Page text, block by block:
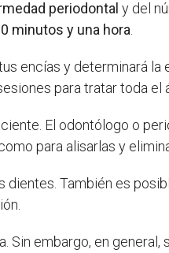
periodontal y del
minutos y una hora
encías y determinará
para tratar toda el
El odontólogo o
para alisarlas y
dientes. También es
embargo, en general,